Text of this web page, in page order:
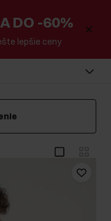
DO -60%
lepšie ceny